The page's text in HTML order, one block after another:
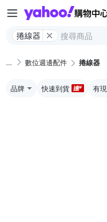
捲線器
數位週邊配件 捲線器
品牌 快速到貨 有